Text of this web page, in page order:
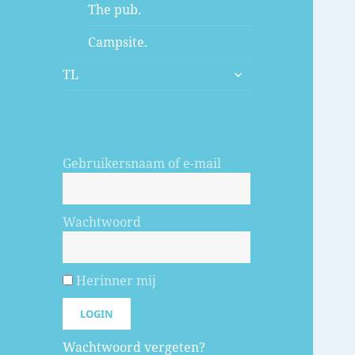
The pub.
Campsite.
TL
submenu
Gebruikersnaam of e-mail
Wachtwoord
Herinner mij
Wachtwoord vergeten?